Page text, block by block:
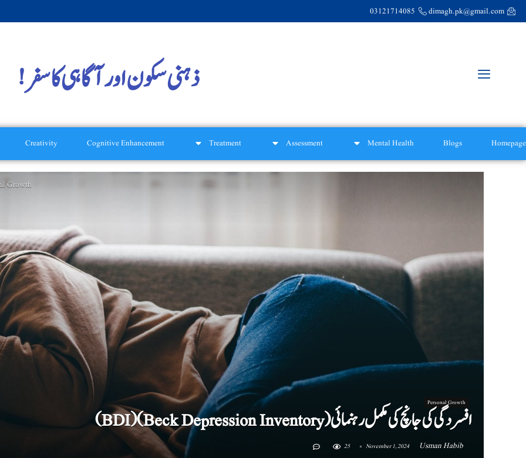
dimagh.pk@gmail.com
03121714085
ذہنی سکون اور آگاہی کا سفر!
Homepage
Blogs
Mental Health
Assessment
Treatment
Cognitive Enhancement
Creativity
Growth
Personal Growth
افسردگی کی جانچ کی مکمل رہنمائی (Beck Depression Inventory) (BDI)
Usman Habib
November 1, 2024
25